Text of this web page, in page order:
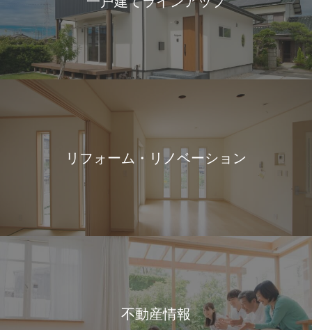
リフォーム・リノベーション
不動産情報